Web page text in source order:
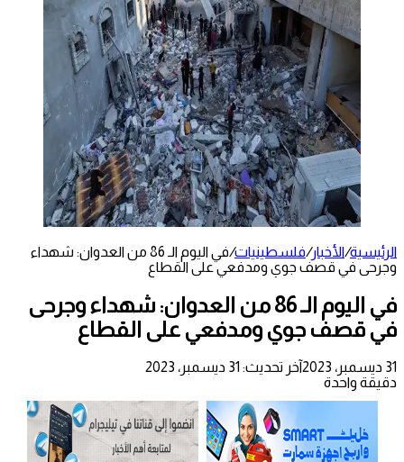
الرئيسية/الأخبار/فلسطينيات/
في اليوم الـ 86 من العدوان: شهداء
وجرحى في قصف جوي ومدفعي على القطاع
في اليوم الـ 86 من العدوان: شهداء وجرحى
في قصف جوي ومدفعي على القطاع
31 ديسمبر، 2023
آخر تحديث: 31 ديسمبر، 2023
دقيقة واحدة